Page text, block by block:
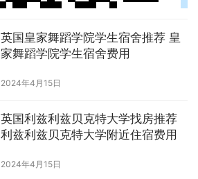
英国皇家舞蹈学院学生宿舍推荐 皇
家舞蹈学院学生宿舍费用
2024年4月15日
英国利兹利兹贝克特大学找房推荐
利兹利兹贝克特大学附近住宿费用
2024年4月15日